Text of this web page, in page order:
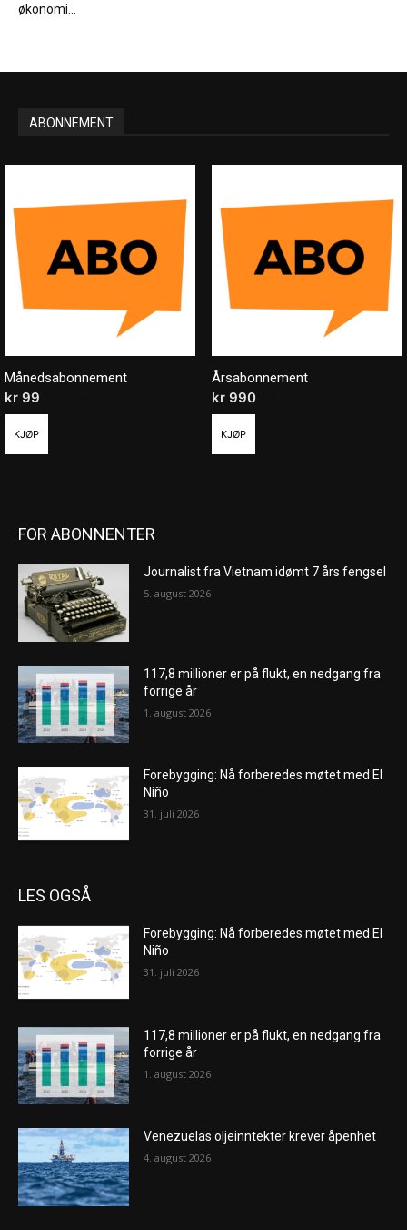
økonomi...
ABONNEMENT
Månedsabonnement
kr 99
KJØP
Årsabonnement
kr990
KJØP
FOR ABONNENTER
Journalist fra Vietnam idømt 7 års fengsel
5. august 2026
117,8 millioner er på flukt, en nedgang fra
forrige år
1. august 2026
Forebygging: Nå forberedes møtet med El
Niño
31. juli 2026
LES OGSÅ
Forebygging: Nå forberedes møtet med El
Niño
31. juli 2026
117,8 millioner er på flukt, en nedgang fra
forrige år
1. august 2026
Venezuelas oljeinntekter krever åpenhet
4. august 2026